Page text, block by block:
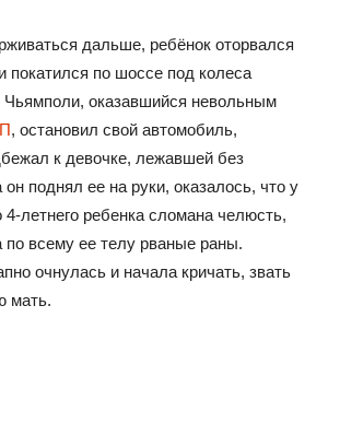
дальше, ребёнок оторвался
покатился по шоссе под колеса
оказавшийся невольным
, остановил свой автомобиль,
к девочке, лежавшей без
он поднял ее на руки, оказалось, что у
4-летнего ребенка сломана челюсть,
всему ее телу рваные раны.
очнулась и начала кричать, звать
мать.